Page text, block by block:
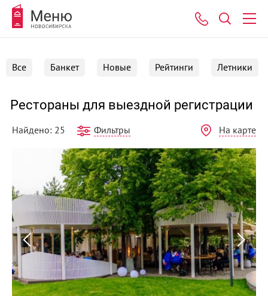
Все Банкет Новые Рейтинги Летники
Рестораны для выездной регистрации
Найдено: 25 Фильтры На карте